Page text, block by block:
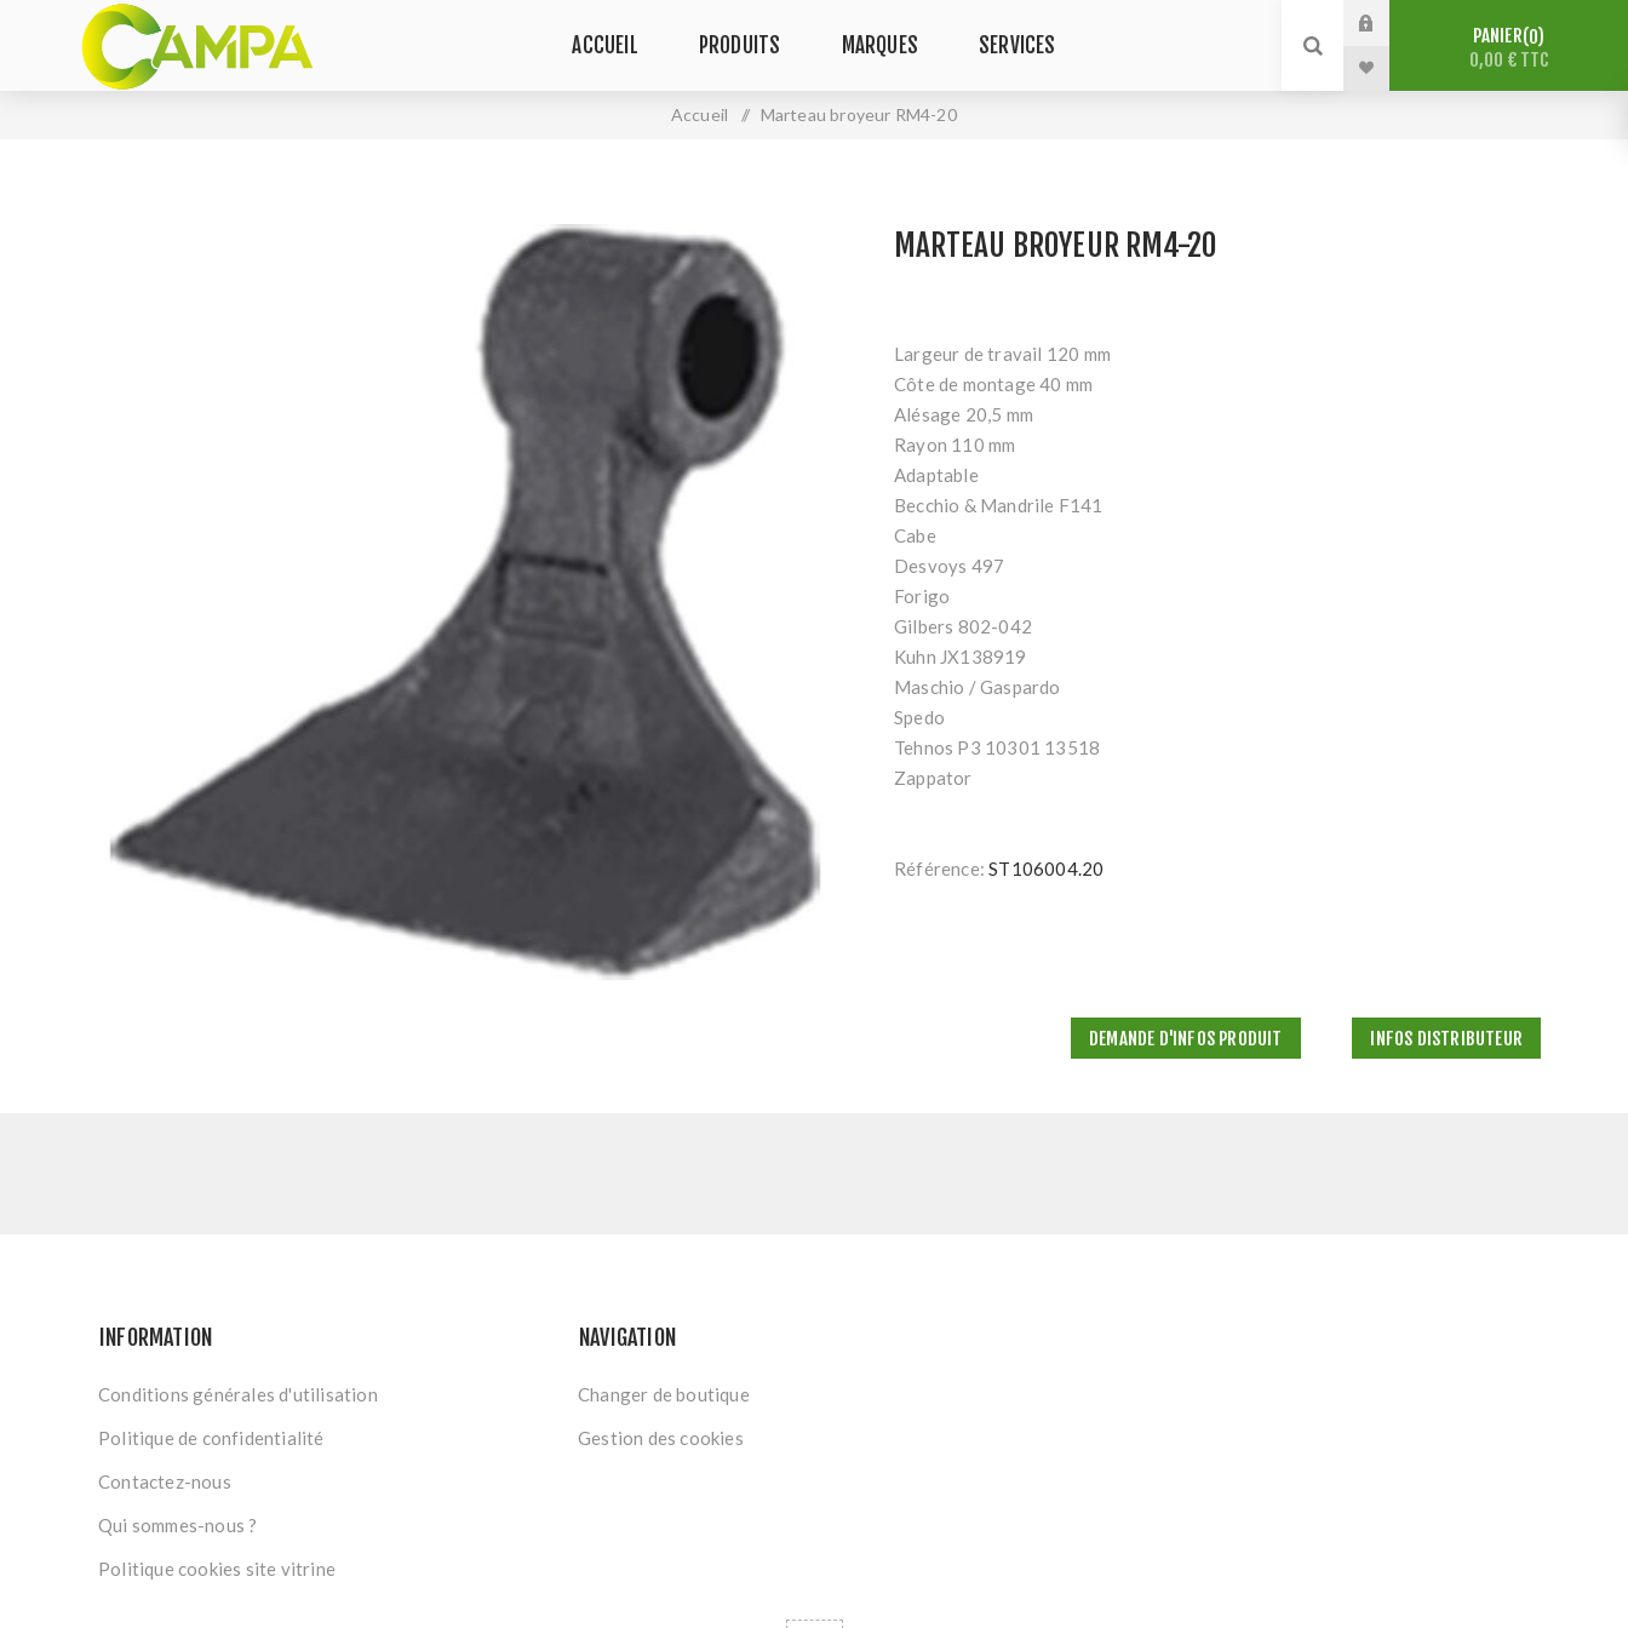
ACCUEIL PRODUITS MARQUES SERVICES PANIER 0
0,00 € TTC
Accueil / Marteau broyeur RM4-20
MARTEAU BROYEUR RM4-20
Largeur de travail 120 mm
Côte de montage 40 mm
Alésage 20,5 mm
Rayon 110 mm
Adaptable
Becchio & Mandrile F141
Cabe
Desvoys 497
Forigo
Gilbers 802-042
Kuhn JX138919
Maschio / Gaspardo
Spedo
Tehnos P3 10301 13518
Zappator
Référence: ST106004.20
DEMANDE D'INFOS PRODUIT INFOS DISTRIBUTEUR
INFORMATION
Conditions générales d'utilisation
Politique de confidentialité
Contactez-nous
Qui sommes-nous ?
Politique cookies site vitrine
NAVIGATION
Changer de boutique
Gestion des cookies